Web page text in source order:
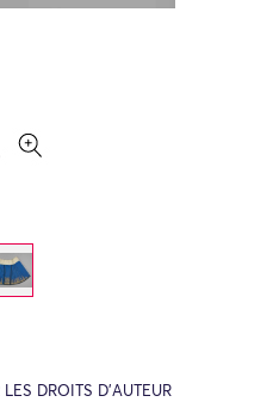
DROITS D’AUTEUR